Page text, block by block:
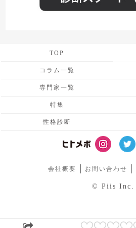
TOP
コラム一覧
専門家一覧
特集
性格診断
会社概要 お問い合わせ
© Piis Inc.